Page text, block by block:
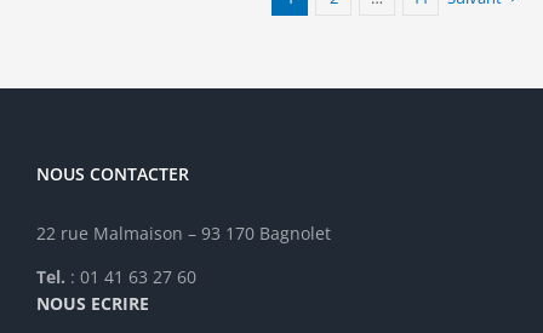
NOUS CONTACTER
22 rue Malmaison – 93 170 Bagnolet
Tel. : 01 41 63 27 60
NOUS ECRIRE